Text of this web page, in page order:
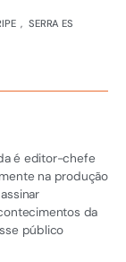
, SERRA ES
é editor-chefe
na produção
da
público